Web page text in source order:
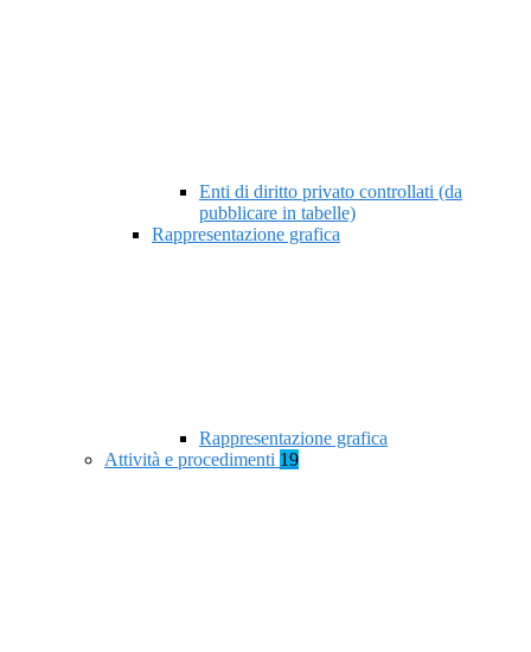
Enti di diritto privato controllati (da
pubblicare in tabelle)
Rappresentazione grafica
Rappresentazione grafica
Attività e procedimenti 19